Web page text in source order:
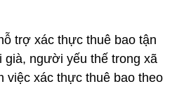
trợ xác thực thuê bao tận
người yếu thế trong xã
việc xác thực thuê bao theo